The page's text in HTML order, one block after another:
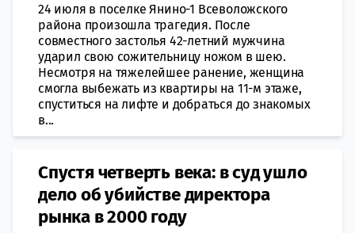
24 июля в поселке Янино-1 Всеволожского
района произошла трагедия. После
совместного застолья 42-летний мужчина
ударил свою сожительницу ножом в шею.
Несмотря на тяжелейшее ранение, женщина
смогла выбежать из квартиры на 11-м этаже,
спуститься на лифте и добраться до знакомых
в...
Спустя четверть века: в суд ушло
дело об убийстве директора
рынка в 2000 году